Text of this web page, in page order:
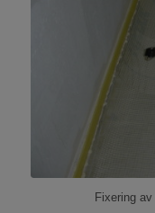
Fixering av